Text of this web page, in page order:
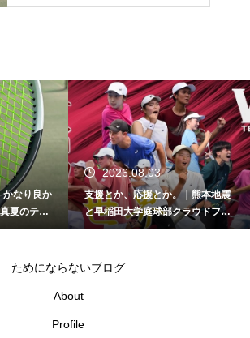
かなり良か
夏のテニ
2026.08.03
支援とか、応援とか。｜熊本地震
と早稲田大学庭球部クラウドファ
ンディング
ためにならないブログ
About
Profile